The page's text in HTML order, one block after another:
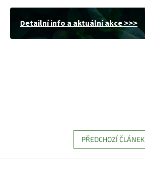
Detailní info a aktuální akce >>>
PŘEDCHOZÍ ČLÁNEK